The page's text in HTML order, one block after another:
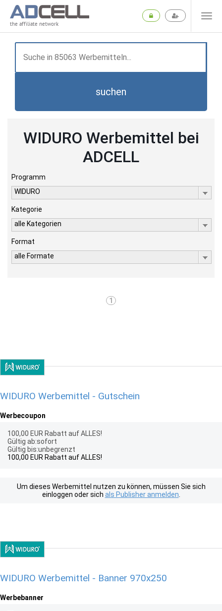
the affiliate network
suchen
WIDURO Werbemittel bei
ADCELL
Programm
WIDURO
Kategorie
alle Kategorien
Format
alle Formate
1
WIDURO Werbemittel - Gutschein
Werbecoupon
100,00 EUR Rabatt auf ALLES!
Gültig ab:sofort
Gültig bis:unbegrenzt
100,00 EUR Rabatt auf ALLES!
Um dieses Werbemittel nutzen zu können, müssen Sie sich
einloggen oder sich als Publisher anmelden
WIDURO Werbemittel - Banner 970x250
Werbebanner